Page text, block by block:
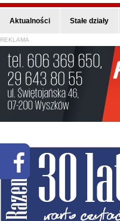
Aktualności Stałe działy
REKLAMA